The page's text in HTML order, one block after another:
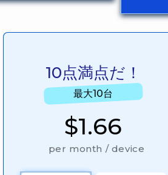
10点満点だ！
最大10台
$1.66
per month / device